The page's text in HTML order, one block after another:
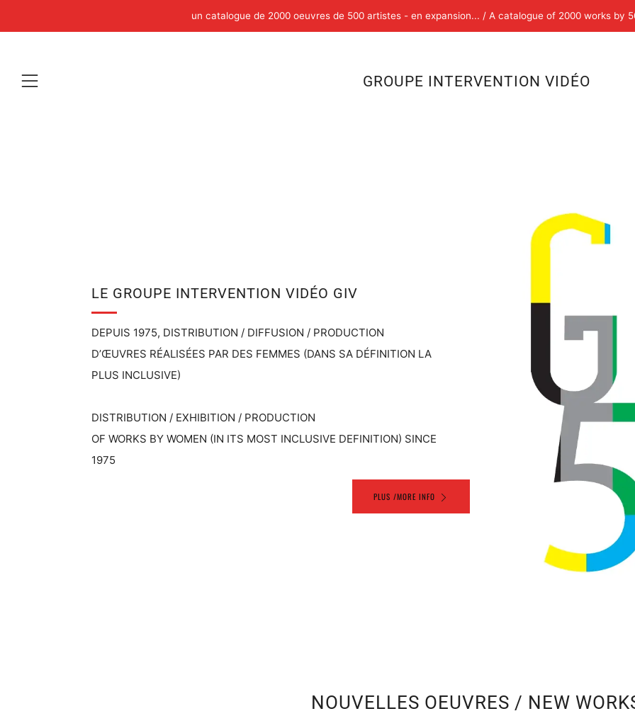
un catalogue de 2000 oeuvres de 500 artistes - en expansion... / A catalogue of 2000 works by
GROUPE INTERVENTION VIDÉO
Menu
LE GROUPE INTERVENTION VIDÉO GIV
DEPUIS 1975, DISTRIBUTION / DIFFUSION / PRODUCTION
D’ŒUVRES RÉALISÉES PAR DES FEMMES (DANS SA DÉFINITION LA
PLUS INCLUSIVE)
DISTRIBUTION / EXHIBITION / PRODUCTION
OF WORKS BY WOMEN (IN ITS MOST INCLUSIVE DEFINITION) SINCE
1975
PLUS /MORE INFO
NOUVELLES OEUVRES / NEW